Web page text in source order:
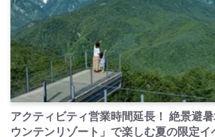
アクティビティ営業時間延長！ 絶景避
ウンテンリゾート」で楽しむ夏の限定イ